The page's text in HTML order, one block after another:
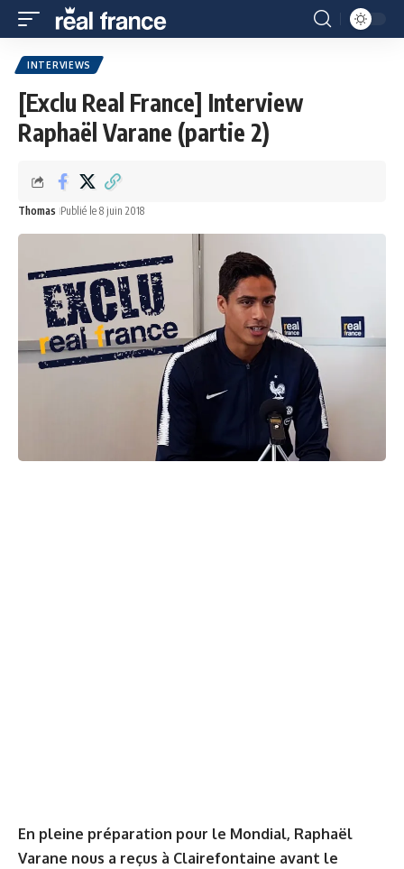
INTERVIEWS
[Exclu Real France] Interview
Raphaël Varane (partie 2)
Thomas Publié le 8 juin 2018
En pleine préparation pour le Mondial, Raphaël
Varane nous a reçus à Clairefontaine avant le